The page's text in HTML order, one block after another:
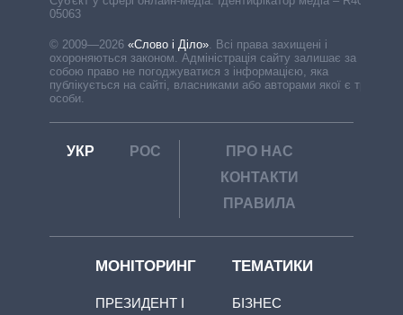
05063
© 2009—2026 «Слово і Діло»
Всі права захищені і
охороняються законом. Адміністрація сайту залишає за
собою право не погоджуватися з інформацією, яка
публікується на сайті, власниками або авторами якої є треті
особи.
УКР РОС
ПРО НАС
КОНТАКТИ
ПРАВИЛА
МОНІТОРИНГ
ПРЕЗИДЕНТ І
ТЕМАТИКИ
БІЗНЕС